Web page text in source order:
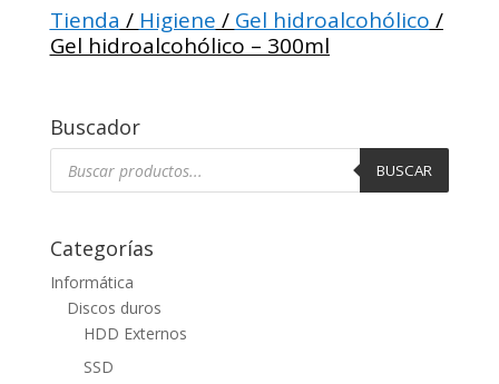
Tienda / Higiene / Gel hidroalcohólico /
Gel hidroalcohólico – 300ml
Buscador
Búsqueda
productos
BUSCAR
Categorías
Informática
Discos duros
HDD Externos
SSD